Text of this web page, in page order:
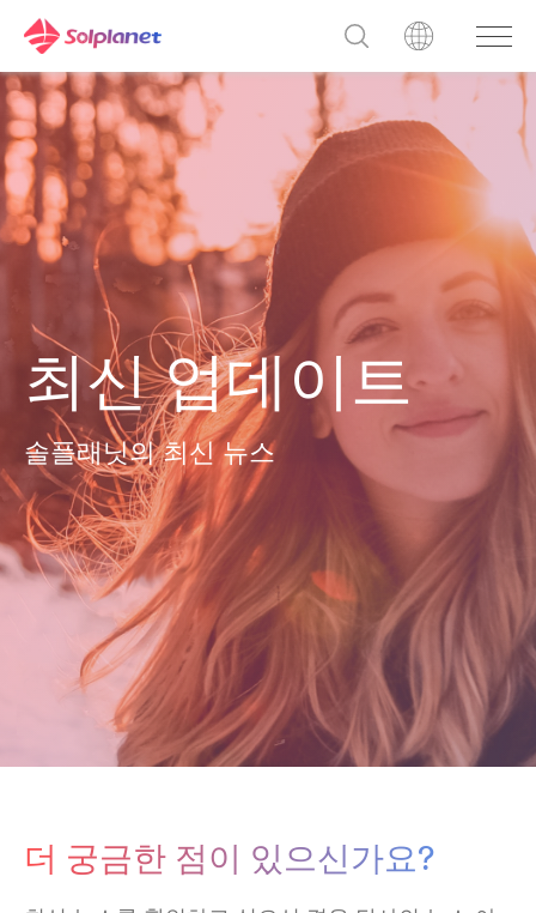
최신 업데이트
솔플래닛의 최신 뉴스
더 궁금한 점이 있으신가요?